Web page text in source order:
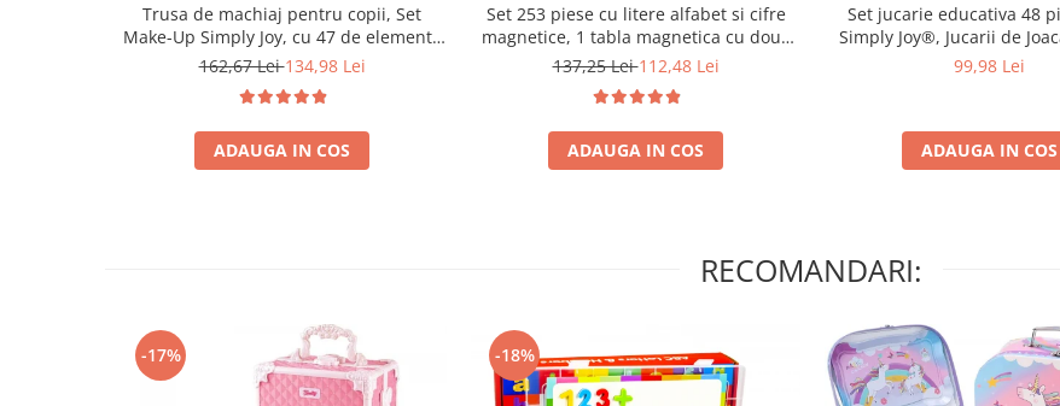
Trusa de machiaj pentru copii, Set
Make-Up Simply Joy, cu 47 de elemente
pentru make-up, rujuri, farduri, oja,
transport, pentru fetite de 3,4,5,6,7,8,9
ani
162,67 Lei134,98 Lei
ADAUGA IN COS
Set 253 piese cu litere alfabet si cifre
magnetice, 1 tabla magnetica cu doua
fete si cutie de depozitare, jucarii
137,25 Lei112,48 Lei
ADAUGA IN COS
Set jucarie educativa 48
Simply Joy®, Jucarii de
pentru Petrecearea de Ceai
99,98 Lei
ADAUGA IN COS
RECOMANDARI:
-17% -18%